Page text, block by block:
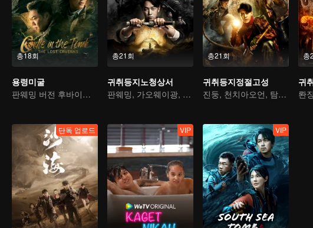
총18회
용령미굴
판웨밍 버전 후바이의 새로운 모험
총21회
귀취등지노청상서
판웨밍, 가오웨이광, 절벽에 떠있는 관의 비밀을 캐다
총21회
귀취등지정절고성
진둥, 천치아오언, 탐험 여행기
총
귀
단독 업로드 VIP VIP